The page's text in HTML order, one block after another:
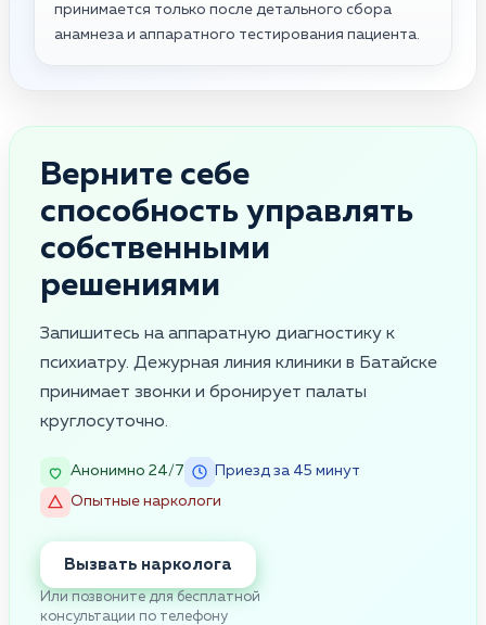
принимается только после детального сбора
анамнеза и аппаратного тестирования пациента.
Верните себе
способность управлять
собственными
решениями
Запишитесь на аппаратную диагностику к
психиатру. Дежурная линия клиники в Батайске
принимает звонки и бронирует палаты
круглосуточно.
Анонимно 24/7
Приезд за 45 минут
Опытные наркологи
Вызвать нарколога
Или позвоните для бесплатной
консультации по телефону